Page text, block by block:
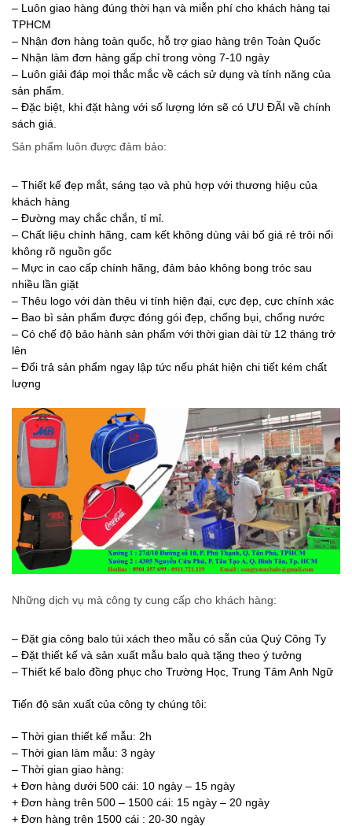
– Luôn giao hàng đúng thời hạn và miễn phí cho khách hàng tại
TPHCM
– Nhận đơn hàng toàn quốc, hỗ trợ giao hàng trên Toàn Quốc
– Nhận làm đơn hàng gấp chỉ trong vòng 7-10 ngày
– Luôn giải đáp mọi thắc mắc về cách sử dụng và tính năng của
sản phẩm.
– Đặc biệt, khi đặt hàng với số lượng lớn sẽ có ƯU ĐÃI về chính
sách giá.
Sản phẩm luôn được đảm bảo:
– Thiết kế đẹp mắt, sáng tạo và phù hợp với thương hiệu của
khách hàng
– Đường may chắc chắn, tỉ mỉ.
– Chất liệu chính hãng, cam kết không dùng vải bố giá rẻ trôi nổi
không rõ nguồn gốc
– Mực in cao cấp chính hãng, đảm bảo không bong tróc sau
nhiều lần giặt
– Thêu logo với dàn thêu vi tính hiện đại, cực đẹp, cực chính xác
– Bao bì sản phẩm được đóng gói đẹp, chống bụi, chống nước
– Có chế độ bảo hành sản phẩm với thời gian dài từ 12 tháng trở
lên
– Đổi trả sản phẩm ngay lập tức nếu phát hiện chi tiết kém chất
lượng
Những dịch vụ mà công ty cung cấp cho khách hàng:
– Đặt gia công balo túi xách theo mẫu có sẵn của Quý Công Ty
– Đặt thiết kế và sản xuất mẫu balo quà tặng theo ý tưởng
– Thiết kế balo đồng phục cho Trường Học, Trung Tâm Anh Ngữ
Tiến độ sản xuất của công ty chúng tôi:
– Thời gian thiết kế mẫu: 2h
– Thời gian làm mẫu: 3 ngày
– Thời gian giao hàng:
+ Đơn hàng dưới 500 cái: 10 ngày – 15 ngày
+ Đơn hàng trên 500 – 1500 cái: 15 ngày – 20 ngày
+ Đơn hàng trên 1500 cái : 20-30 ngày